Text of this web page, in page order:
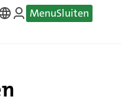
MenuSluiten